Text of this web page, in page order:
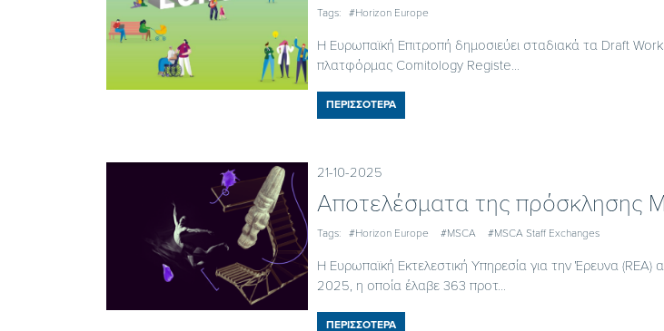
Tags: #Horizon Europe
Η Ευρωπαϊκή Επιτροπή δημοσιεύει σταδιακά τα Draft
πλατφόρμας Comitology Registe...
ΠΕΡΙΣΣΟΤΕΡΑ
21-10-2025
Αποτελέσματα της πρόσκλησης
Tags: #Horizon Europe #MSCA #MSCA Staff Exchanges
Η Ευρωπαϊκή Εκτελεστική Υπηρεσία για την Έρευνα
2025, η οποία έλαβε 363 προτ...
ΠΕΡΙΣΣΟΤΕΡΑ